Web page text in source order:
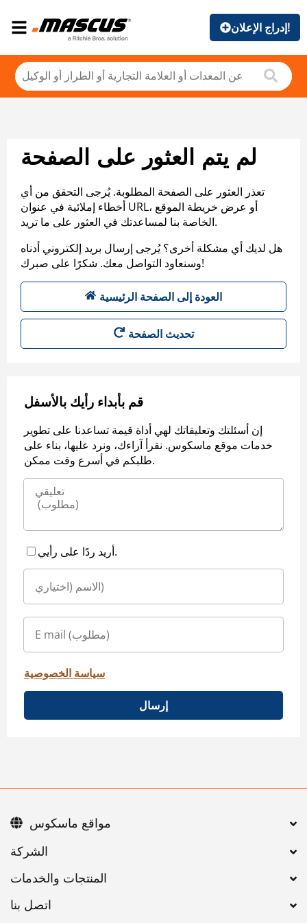
إدراج الإعلان!
لم يتم العثور على الصفحة
تعذر العثور على الصفحة المطلوبة. يُرجى التحقق من أي
أخطاء إملائية في عنوان URL، أو عرض خريطة الموقع
الخاصة بنا لمساعدتك في العثور على ما تريد.
هل لديك أي مشكلة أخرى؟ يُرجى إرسال بريد إلكتروني أدناه
وسنعاود التواصل معك. شكرًا على صبرك!
العودة إلى الصفحة الرئيسية
تحديث الصفحة
قم بأبداء رأيك بالأسفل
إن أسئلتك وتعليقاتك لهي أداة قيمة تساعدنا على تطوير
خدمات موقع ماسكوس. نقرأ آراءك، ونرد عليها، بناء على
طلبكم في أسرع وقت ممكن.
أريد ردًا على رأيي.
سياسة الخصوصية
إرسال
اتصل بنا
مواقع ماسكوس